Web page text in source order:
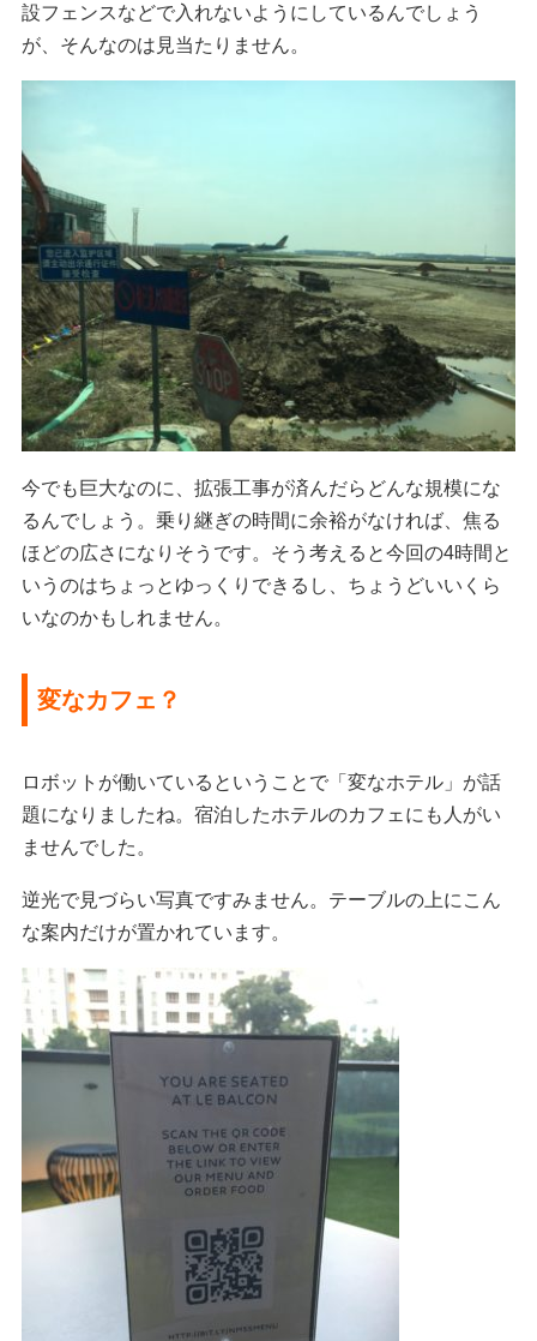
設フェンスなどで入れないようにしているんでしょう
が、そんなのは見当たりません。
今でも巨大なのに、拡張工事が済んだらどんな規模にな
るんでしょう。乗り継ぎの時間に余裕がなければ、焦る
ほどの広さになりそうです。そう考えると今回の4時間と
いうのはちょっとゆっくりできるし、ちょうどいいくら
いなのかもしれません。
変なカフェ？
ロボットが働いているということで「変なホテル」が話
題になりましたね。 宿泊したホテルのカフェにも人がい
ませんでした。
逆光で見づらい写真ですみません。テーブルの上にこん
な案内だけが置かれています。